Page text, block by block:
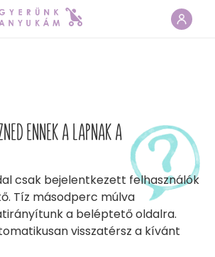
ENNEK A LAPNAK A
csak bejelentkezett felhasználók
Tíz másodperc múlva
a beléptető oldalra.
visszatérsz a kívánt